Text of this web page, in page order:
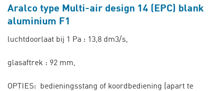
Aralco type Multi-air design 14 (EPC) blank
aluminium F1
luchtdoorlaat bij 1 Pa : 13,8 dm3/s,
glasaftrek : 92 mm,
OPTIES: bedieningsstang of koordbediening (apart te